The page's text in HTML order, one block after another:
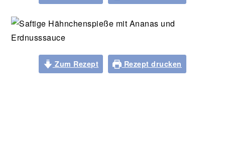
Zum Rezept Rezept drucken